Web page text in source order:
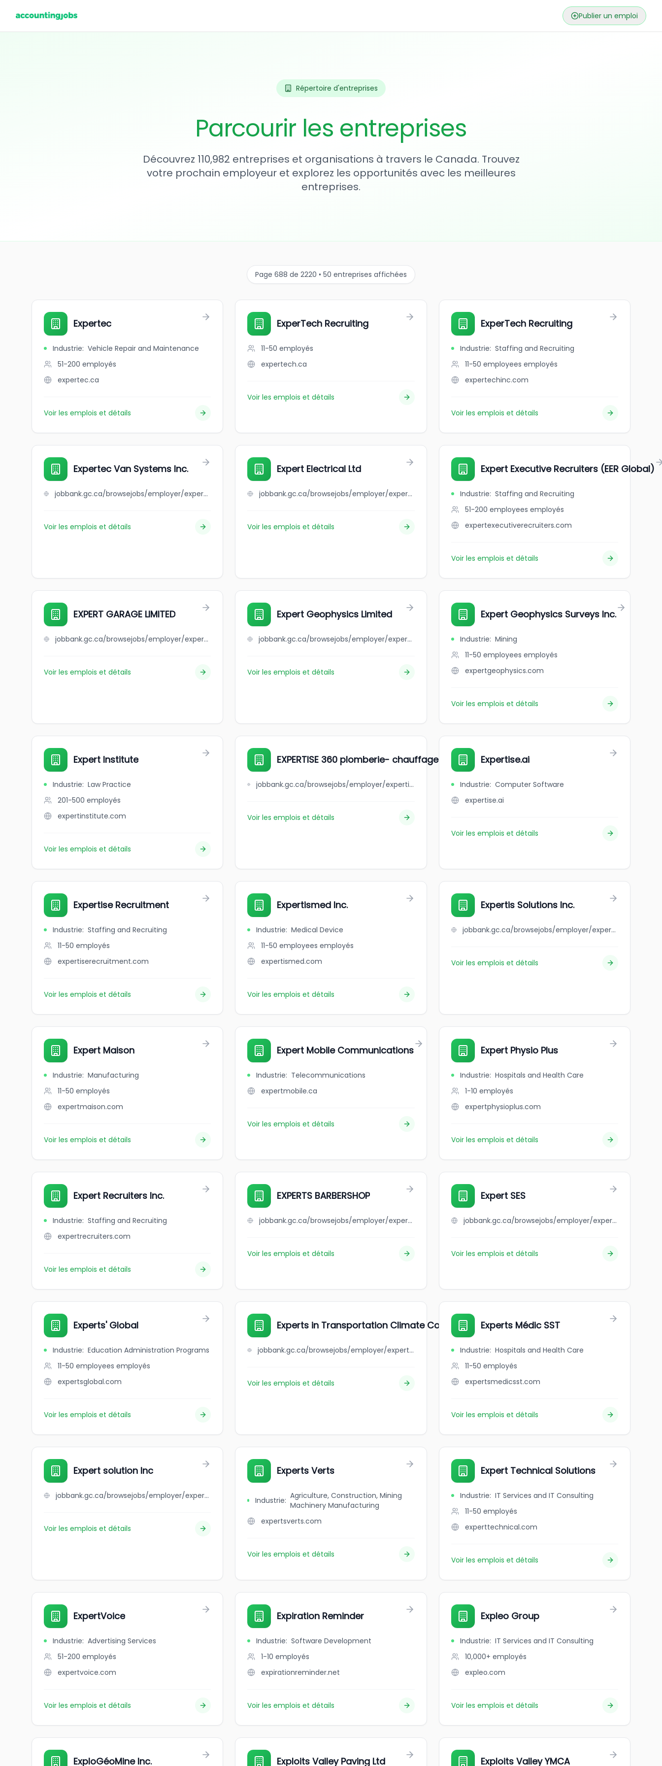
Publier un emploi
Répertoire d'entreprises
Parcourir les entreprises
Découvrez 110,982 entreprises et organisations à travers le Canada. Trouvez
votre prochain employeur et explorez les opportunités avec les meilleures
entreprises.
Page 688 de 2220 • 50 entreprises affichées
Expertec
Industrie: Vehicle Repair and Maintenance
51-200 employés
expertec.ca
Voir les emplois et détails
ExperTech Recruiting
11-50 employés
expertech.ca
Voir les emplois et détails
ExperTech Recruiting
Industrie: Staffing and Recruiting
11-50 employees employés
expertechinc.com
Voir les emplois et détails
Expertec Van Systems Inc.
jobbank.gc.ca/browsejobs/employer/expertec+van+systems+inc./ca
Voir les emplois et détails
Expert Electrical Ltd
jobbank.gc.ca/browsejobs/employer/expert+electrical+ltd/ca
Voir les emplois et détails
Expert Executive Recruiters (EER Global)
Industrie: Staffing and Recruiting
51-200 employees employés
expertexecutiverecruiters.com
Voir les emplois et détails
EXPERT GARAGE LIMITED
jobbank.gc.ca/browsejobs/employer/expert+garage+limited/ca
Voir les emplois et détails
Expert Geophysics Limited
jobbank.gc.ca/browsejobs/employer/expert+geophysics+limited/ca
Voir les emplois et détails
Expert Geophysics Surveys Inc.
Industrie: Mining
11-50 employees employés
expertgeophysics.com
Voir les emplois et détails
Expert Institute
Industrie: Law Practice
201-500 employés
expertinstitute.com
Voir les emplois et détails
EXPERTISE 360 plomberie- chauffage- électricité- excavation
jobbank.gc.ca/browsejobs/employer/expertise+360+plomberie-+chauffage-+%C3%A9lectricit%C3%A9-+excavation/ca
Voir les emplois et détails
Expertise.ai
Industrie: Computer Software
expertise.ai
Voir les emplois et détails
Expertise Recruitment
Industrie: Staffing and Recruiting
11-50 employés
expertiserecruitment.com
Voir les emplois et détails
Expertismed Inc.
Industrie: Medical Device
11-50 employees employés
expertismed.com
Voir les emplois et détails
Expertis Solutions Inc.
jobbank.gc.ca/browsejobs/employer/expertis+solutions+inc./ca
Voir les emplois et détails
Expert Maison
Industrie: Manufacturing
11-50 employés
expertmaison.com
Voir les emplois et détails
Expert Mobile Communications
Industrie: Telecommunications
expertmobile.ca
Voir les emplois et détails
Expert Physio Plus
Industrie: Hospitals and Health Care
1-10 employés
expertphysioplus.com
Voir les emplois et détails
Expert Recruiters Inc.
Industrie: Staffing and Recruiting
expertrecruiters.com
Voir les emplois et détails
EXPERTS BARBERSHOP
jobbank.gc.ca/browsejobs/employer/experts+barbershop/ca
Voir les emplois et détails
Expert SES
jobbank.gc.ca/browsejobs/employer/expert+ses/ca
Voir les emplois et détails
Experts' Global
Industrie: Education Administration Programs
11-50 employees employés
expertsglobal.com
Voir les emplois et détails
Experts in Transportation Climate Control Ltd.
jobbank.gc.ca/browsejobs/employer/experts+in+transportation+climate+control+ltd./ca
Voir les emplois et détails
Experts Médic SST
Industrie: Hospitals and Health Care
11-50 employés
expertsmedicsst.com
Voir les emplois et détails
Expert solution Inc
jobbank.gc.ca/browsejobs/employer/expert+solution+inc/ca
Voir les emplois et détails
Experts Verts
Industrie: Agriculture, Construction, Mining
Machinery Manufacturing
expertsverts.com
Voir les emplois et détails
Expert Technical Solutions
Industrie: IT Services and IT Consulting
11-50 employés
experttechnical.com
Voir les emplois et détails
ExpertVoice
Industrie: Advertising Services
51-200 employés
expertvoice.com
Voir les emplois et détails
Expiration Reminder
Industrie: Software Development
1-10 employés
expirationreminder.net
Voir les emplois et détails
Expleo Group
Industrie: IT Services and IT Consulting
10,000+ employés
expleo.com
Voir les emplois et détails
ExploGéoMine Inc. Exploits Valley Paving Ltd Exploits Valley YMCA